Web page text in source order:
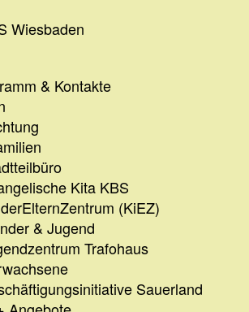
& Kontakte
Kita KBS
(KiEZ)
& Jugend
Trafohaus
Sauerland